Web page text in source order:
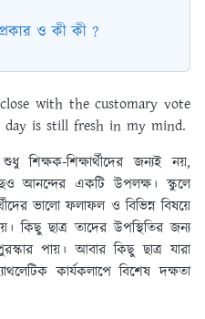
ও কী কী ?
with the customary vote
is still fresh in my mind.
শিক্ষক-শিক্ষার্থীদের জন্যই নয়,
আনন্দের একটি উপলক্ষ। স্কুলে
ভালো ফলাফল ও বিভিন্ন বিষয়ে
কিছু ছাত্র তাদের উপস্থিতির জন্য
পায়। আবার কিছু ছাত্র যারা
কার্যকলাপে বিশেষ দক্ষতা